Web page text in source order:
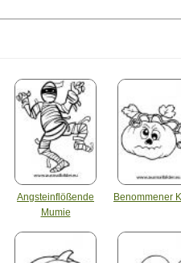
Angsteinflößende
Mumie
Benommener